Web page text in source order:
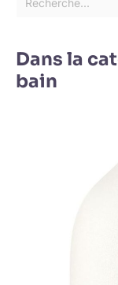
Dans la
bain